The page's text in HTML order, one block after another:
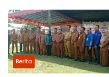
Perbaikan
Berita